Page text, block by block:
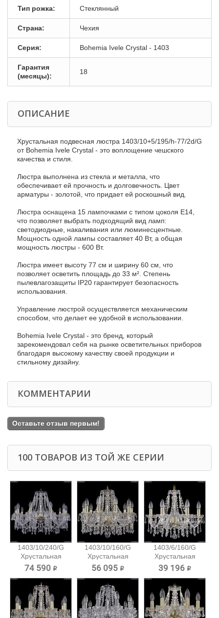
Тип рожка: Стеклянный
Страна: Чехия
Серия: Bohemia Ivele Crystal - 1403
Гарантия
(месяцы):
18
ОПИСАНИЕ
Хрустальная подвесная люстра 1403/10+5/195/h-77/2d/G
от Bohemia Ivele Crystal - это воплощение чешского
качества и стиля.
Люстра выполнена из стекла и металла, что
обеспечивает ей прочность и долговечность. Цвет
арматуры - золотой, что придает ей роскошный вид.
Люстра оснащена 15 лампочками с типом цоколя E14,
что позволяет выбрать подходящий вид ламп:
светодиодные, накаливания или люминесцентные.
Мощность одной лампы составляет 40 Вт, а общая
мощность люстры - 600 Вт.
Люстра имеет высоту 77 см и ширину 60 см, что
позволяет осветить площадь до 33 м². Степень
пылевлагозащиты IP20 гарантирует безопасность
использования.
Управление люстрой осуществляется механическим
способом, что делает ее удобной в использовании.
Bohemia Ivele Crystal - это бренд, который
зарекомендовал себя на рынке осветительных приборов
благодаря высокому качеству своей продукции и
стильному дизайну.
КОММЕНТАРИИ
Оставьте отзыв первым!
100 ТОВАРОВ ИЗ ТОЙ ЖЕ СЕРИИ
1403/10/240/G
Хрустальная
подвесная...
74 590 ₽
1403/10/160/G
Хрустальная
подвесная...
56 095 ₽
1403/6/160/G
Хрустальная
подвесная...
39 196 ₽